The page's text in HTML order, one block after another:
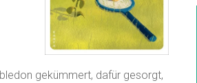
gekümmert, dafür gesorgt,